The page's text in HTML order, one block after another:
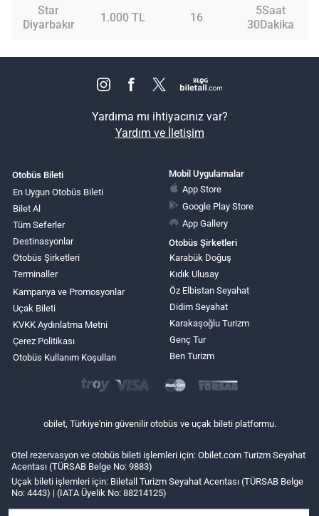
Star
Diyarbakır
1.000 TL 16
5Saat
30Dakika
Yardıma mı ihtiyacınız var?
Yardım ve İletişim
Otobüs Bileti
En Uygun Otobüs Bileti
Bilet Al
Tüm Seferler
Destinasyonlar
Otobüs Şirketleri
Terminaller
Kampanya ve Promosyonlar
Uçak Bileti
KVKK Aydınlatma Metni
Çerez Politikası
Otobüs Kullanım Koşulları
Mobil Uygulamalar
App Store
Google Play Store
App Gallery
Otobüs Şirketleri
Karabük Doğuş
Kıdık Ulusay
Öz Elbistan Seyahat
Didim Seyahat
Karakaşoğlu Turizm
Genç Tur
Ben Turizm
obilet, Türkiye'nin güvenilir otobüs ve uçak bileti platformu.
Otel rezervasyon ve otobüs bileti işlemleri için: Obilet.com Turizm Seyahat
Acentası (TÜRSAB Belge No: 9883)
Uçak bileti işlemleri için: Biletall Turizm Seyahat Acentası (TÜRSAB Belge
No: 4443) | (IATA Üyelik No: 88214125)